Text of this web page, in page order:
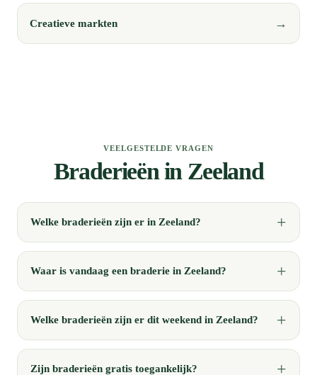
Creatieve markten
VEELGESTELDE VRAGEN
Braderieën in Zeeland
Welke braderieën zijn er in Zeeland?
Waar is vandaag een braderie in Zeeland?
Welke braderieën zijn er dit weekend in Zeeland?
Zijn braderieën gratis toegankelijk?